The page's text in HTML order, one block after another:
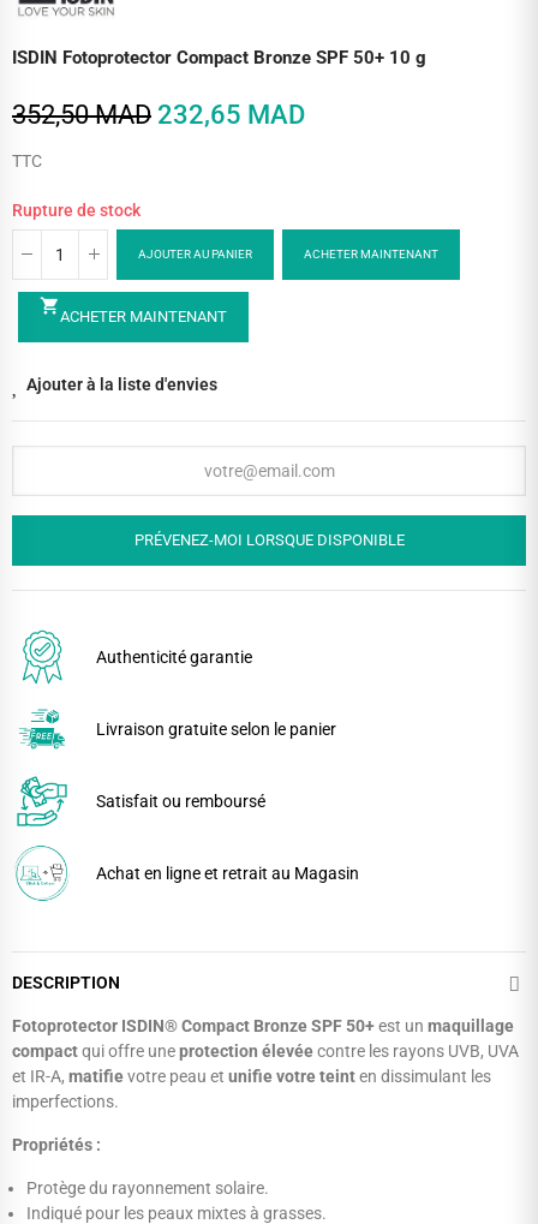
ISDIN Fotoprotector Compact Bronze SPF 50+ 10 g
352,50 MAD 232,65 MAD
TTC
Rupture de stock
AJOUTER AU PANIER ACHETER MAINTENANT
shopping_cartACHETER MAINTENANT
Ajouter à la liste d'envies
PRÉVENEZ-MOI LORSQUE DISPONIBLE
Authenticité garantie
Livraison gratuite selon le panier
Satisfait ou remboursé
Achat en ligne et retrait au Magasin
DESCRIPTION
Fotoprotector ISDIN® Compact Bronze SPF 50+est un maquillage
compactqui offre uneprotection élevéecontre les rayons UVB, UVA
et IR-A, matifievotre peau et unifie votre teinten dissimulant les
imperfections.
Propriétés :
Protège du rayonnement solaire.
Indiqué pour les peaux mixtes à grasses.